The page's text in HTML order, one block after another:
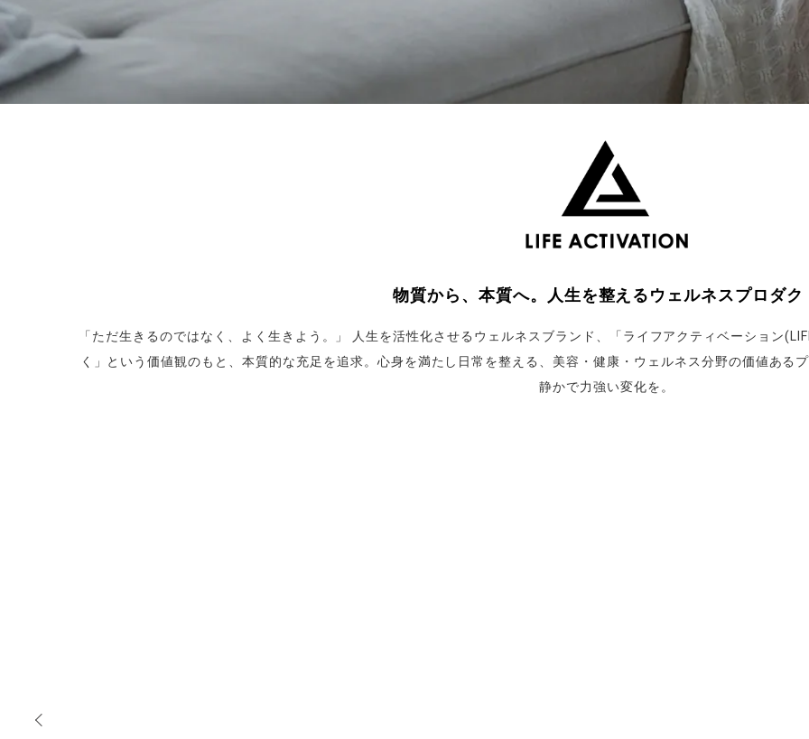
物質から、本質へ。人生を整えるウェルネスプロダク
「ただ生きるのではなく、よく生きよう。」 人生を活性化させるウェルネスブランド、「ライフアクティベーション
く」という価値観のもと、本質的な充足を追求。心身を満たし日常を整える、美容・健康・ウェルネス分野の価値ある
静かで力強い変化を。